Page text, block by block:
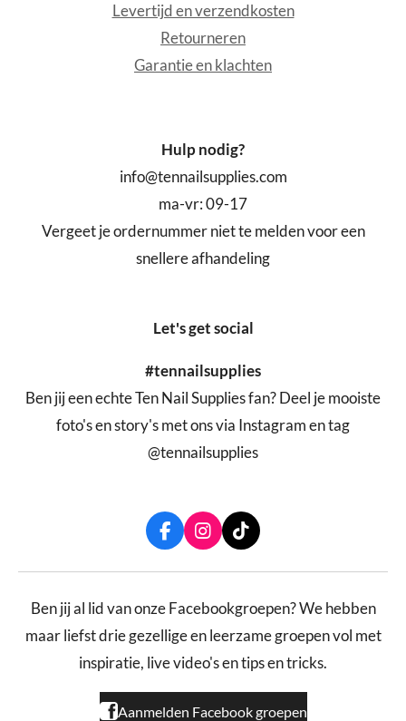
Levertijd en verzendkosten
Retourneren
Garantie en klachten
Hulp nodig?
info@tennailsupplies.com
ma-vr: 09-17
Vergeet je ordernummer niet te melden voor een
snellere afhandeling
Let's get social
#tennailsupplies
Ben jij een echte Ten Nail Supplies fan? Deel je mooiste
foto's en story's met ons via Instagram en tag
@tennailsupplies
F
a
c
b
o
k
I
n
s
a
r
a
T
i
k
o
Ben jij al lid van onze Facebookgroepen? We hebben
maar liefst drie gezellige en leerzame groepen vol met
inspiratie, live video's en tips en tricks.
Aanmelden Facebook groepen